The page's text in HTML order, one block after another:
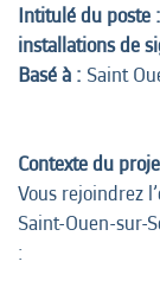
Intitulé du poste
installations de
Basé à : Saint
Contexte du
Vous rejoindrez
Saint-Ouen-sur-
: